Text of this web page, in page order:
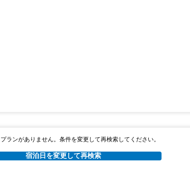
ランがありません。条件を変更して再検索してください。
宿泊日を変更して再検索